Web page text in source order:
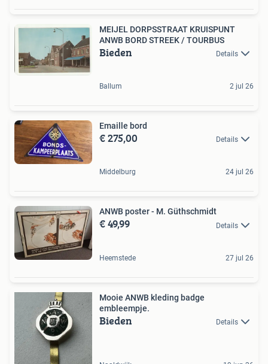
MEIJEL DORPSSTRAAT KRUISPUNT
ANWB BORD STREEK / TOURBUS
Bieden Details
Ballum 2 jul 26
Emaille bord
€ 275,00 Details
Middelburg 24 jul 26
ANWB poster - M. Güthschmidt
€ 49,99 Details
Heemstede 27 jul 26
Mooie ANWB kleding badge
embleempje.
Bieden Details